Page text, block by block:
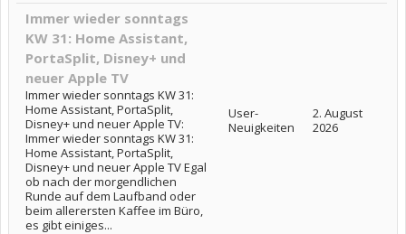
Immer wieder sonntags
KW 31: Home Assistant,
PortaSplit, Disney+ und
neuer Apple TV
Immer wieder sonntags KW 31:
Home Assistant, PortaSplit,
Disney+ und neuer Apple TV:
Immer wieder sonntags KW 31:
Home Assistant, PortaSplit,
Disney+ und neuer Apple TV Egal
ob nach der morgendlichen
Runde auf dem Laufband oder
beim allerersten Kaffee im Büro,
es gibt einiges...
User-
Neuigkeiten
2. August
2026